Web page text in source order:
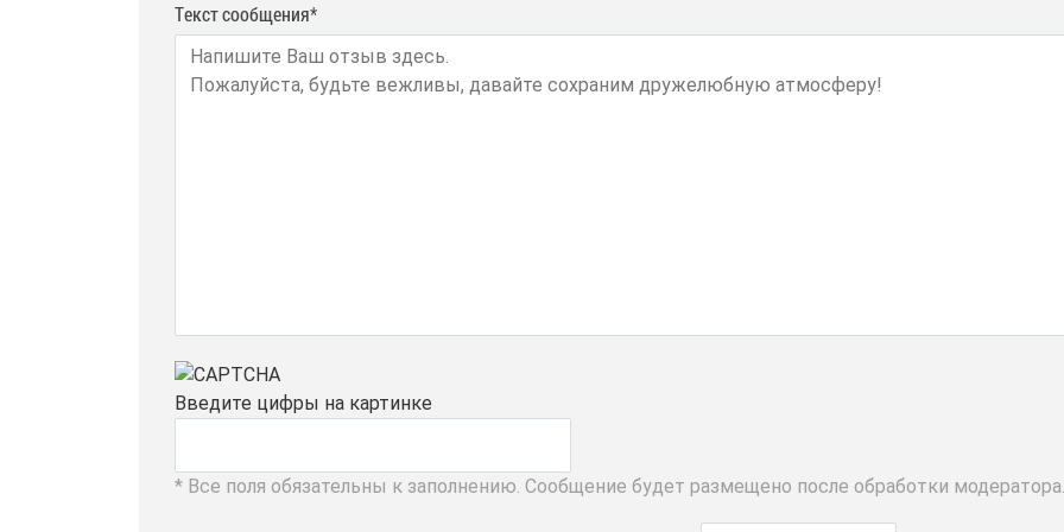
Текст сообщения*
Введите цифры на картинке
* Все поля обязательны к заполнению. Сообщение будет размещено после обработки модератора.